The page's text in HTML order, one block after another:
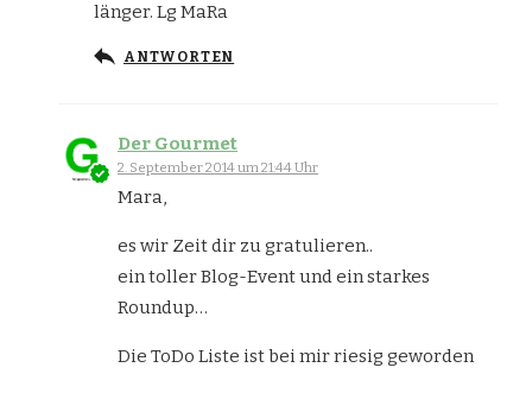
länger. Lg MaRa
ANTWORTEN
Der Gourmet
2. September 2014 um 21:44 Uhr
Mara,
es wir Zeit dir zu gratulieren..
ein toller Blog-Event und ein starkes
Roundup…
Die ToDo Liste ist bei mir riesig geworden